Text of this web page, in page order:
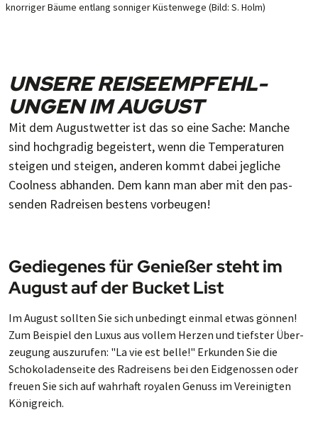
UNSERE REISE­EMPFEHL­
UNGEN IM AUGUST
Mit dem August­wet­ter ist das so eine Sache: Manche
sind hoch­gradig be­geis­tert, wenn die Tem­per­at­uren
stei­gen und stei­gen, ande­ren kommt dabei jeg­liche
Cool­ness ab­han­den. Dem kann man aber mit den pas­
sen­den Rad­rei­sen bes­tens vorbeugen!
knor­ri­ger Bäume ent­lang son­ni­ger Küs­ten­wege (Bild: S. Holm)
Gediegenes für Genießer steht im
Au­gust auf der Bucket List
Im August sollten Sie sich unbe­dingt ein­mal etwas gön­nen!
Zum Bei­spiel den Lux­us aus vol­lem Her­zen und tief­ster Über­
zeu­gung aus­zu­rufen: "La vie est belle!" Erkunden Sie die
Schokoladenseite des Radreisens bei den Eidgenossen oder
freuen Sie sich auf wahrhaft royalen Genuss im Vereinigten
Königreich.